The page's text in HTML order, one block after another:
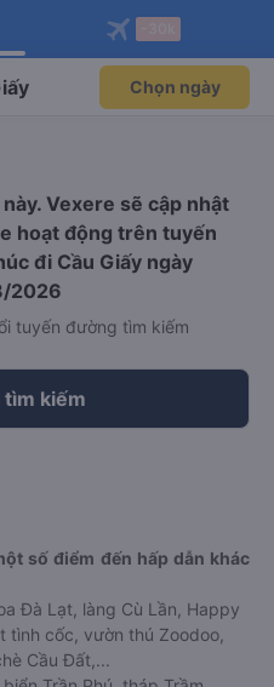
ngay!
viên độc
Mở app
máy bay qua
Mở app
Chọn ngày
Vexere sẽ cập nhật
hoạt động trên tuyến
đi Cầu Giấy ngày
2026
tuyến đường tìm kiếm
tìm kiếm
số điểm đến hấp dẫn khác
Đà Lạt, làng Cù Lần, Happy
tình cốc, vườn thú Zoodoo,
Cầu Đất,...